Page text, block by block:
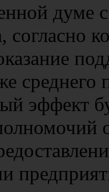
думе
согласно
среднего
эффект